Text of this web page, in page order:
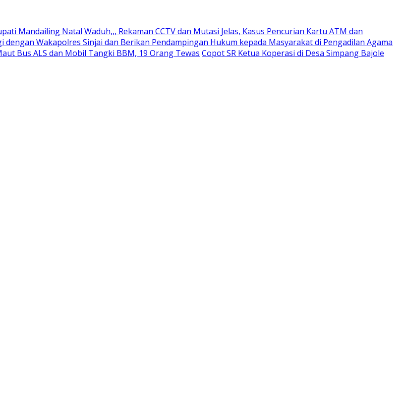
Mandailing Natal Waduh,,, Rekaman CCTV dan Mutasi Jelas, Kasus Pencurian Kartu ATM dan
dengan Wakapolres Sinjai dan Berikan Pendampingan Hukum kepada Masyarakat di Pengadilan Agama
Bus ALS dan Mobil Tangki BBM, 19 Orang Tewas Copot SR Ketua Koperasi di Desa Simpang Bajole